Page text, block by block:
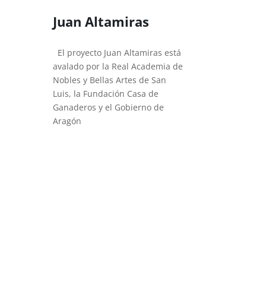
Juan Altamiras
El proyecto Juan Altamiras está
avalado por la Real Academia de
Nobles y Bellas Artes de San
Luis, la Fundación Casa de
Ganaderos y el Gobierno de
Aragón